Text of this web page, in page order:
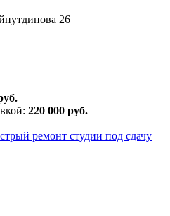
26
220 000 руб.
ремонт студии под сдачу